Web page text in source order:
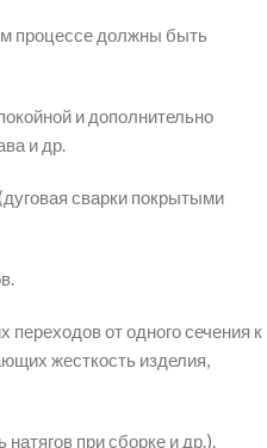
процессе должны быть
и дополнительно
и др.
сварки покрытыми
от одного сечения к
жесткость изделия,
при сборке и др.).